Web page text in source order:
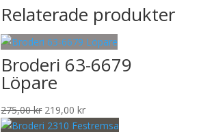
Relaterade produkter
Broderi 63-6679
Löpare
275,00kr Det
ursprungliga
219,00krDet
nuvarande